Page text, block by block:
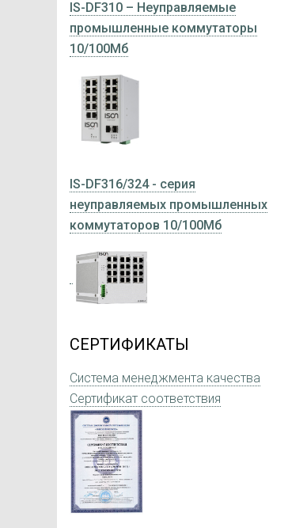
IS-DF310 – Неуправляемые
промышленные коммутаторы
10/100Мб
IS-DF316/324 - серия
неуправляемых промышленных
коммутаторов 10/100Мб
СЕРТИФИКАТЫ
Система менеджмента качества
Сертификат соответствия